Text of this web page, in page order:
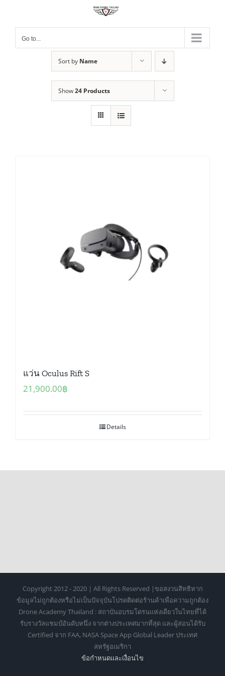
contentGo to...
Sort by Name
Show24 Products
แว่น Oculus Rift S
21,900.00฿
Details
Copyright 2012 - 2020 | All Rights Reserved |ขอสงวนสิทธิหาก
ข้อมูลไม่ถูกต้องหรือไม่เป็นปัจจุบันโปรดติดต่อร้านค้าเพื่อความถูกต้อง
Drone Academy Thailand : สถาบันอบรมโดรนแห่งเดียวในไทยที่ได้
รับรางวัลแชมป์อันดับหนึ่ง จากต่างประเทศมากที่สุด และผู้สอนได้รับ
Certified จาก FAA, NASA Space App Global Leader ประเทศ
สหรัฐอเมริกา
ข้อกำหนดเเละเงื่อนไข